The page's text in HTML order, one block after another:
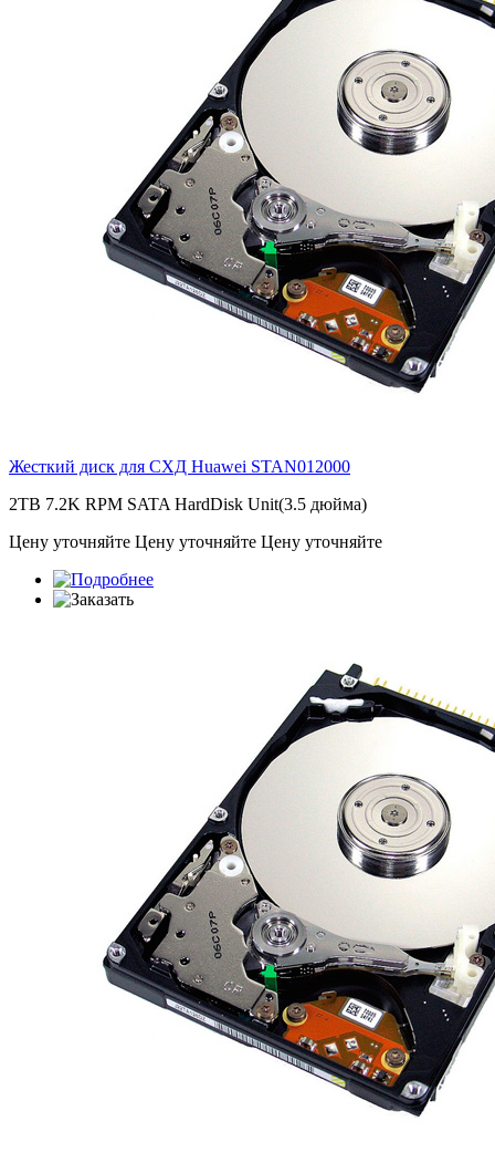
Жесткий диск для СХД Huawei STAN012000
2TB 7.2K RPM SATA HardDisk Unit(3.5 дюйма)
Цену уточняйте Цену уточняйте Цену уточняйте